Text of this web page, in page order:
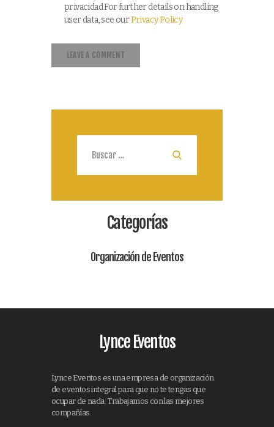
privacidad For further details on handling
user data, see ourPrivacy Policy
Categorías
Organización de Eventos
Lynce Eventos
Lynce Eventos es una empresa de organización
de eventos integral para que no te tengas que
ocupar de nada. Trabajamos con las mejores
compañías.